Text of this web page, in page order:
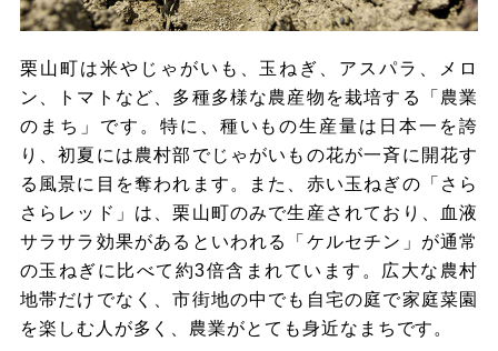
栗山町は米やじゃがいも、玉ねぎ、アスパラ、メロ
ン、トマトなど、多種多様な農産物を栽培する「農業
のまち」です。特に、種いもの生産量は日本一を誇
り、初夏には農村部でじゃがいもの花が一斉に開花す
る風景に目を奪われます。また、赤い玉ねぎの「さら
さらレッド」は、栗山町のみで生産されており、血液
サラサラ効果があるといわれる「ケルセチン」が通常
の玉ねぎに比べて約3倍含まれています。広大な農村
地帯だけでなく、市街地の中でも自宅の庭で家庭菜園
を楽しむ人が多く、農業がとても身近なまちです。